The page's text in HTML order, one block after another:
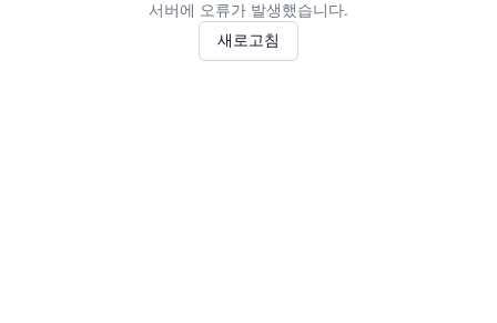
서버에 오류가 발생했습니다.
새로고침